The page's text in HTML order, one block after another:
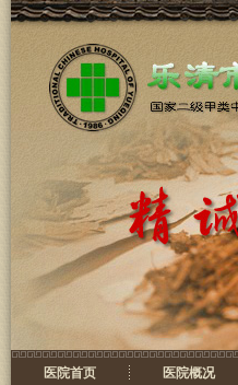
医院首页 医院概况